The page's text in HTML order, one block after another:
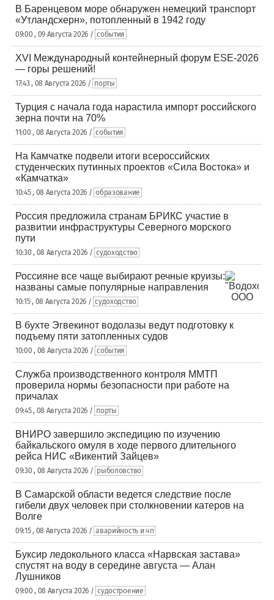
В Баренцевом море обнаружен немецкий транспорт
«Утландсхерн», потопленный в 1942 году
09:00 , 09 Августа 2026 / события
XVI Международный контейнерный форум ESE-2026
— горы решений!
17:43 , 08 Августа 2026 / порты
Турция с начала года нарастила импорт российского
зерна почти на 70%
11:00 , 08 Августа 2026 / события
На Камчатке подвели итоги всероссийских
студенческих путинных проектов «Сила Востока» и
«Камчатка»
10:45 , 08 Августа 2026 / образование
Россия предложила странам БРИКС участие в
развитии инфраструктуры Северного морского
пути
10:30 , 08 Августа 2026 / судоходство
Россияне все чаще выбирают речные круизы:
названы самые популярные направления
10:15 , 08 Августа 2026 / судоходство
В бухте Эгвекинот водолазы ведут подготовку к
подъему пяти затопленных судов
10:00 , 08 Августа 2026 / события
Служба производственного контроля ММТП
проверила нормы безопасности при работе на
причалах
09:45 , 08 Августа 2026 / порты
ВНИРО завершило экспедицию по изучению
байкальского омуля в ходе первого длительного
рейса НИС «Викентий Зайцев»
09:30 , 08 Августа 2026 / рыболовство
В Самарской области ведется следствие после
гибели двух человек при столкновении катеров на
Волге
09:15 , 08 Августа 2026 / аварийность и чп
Буксир ледокольного класса «Нарвская застава»
спустят на воду в середине августа — Алан
Лушников
09:00 , 08 Августа 2026 / судостроение